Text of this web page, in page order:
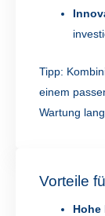
Tipp:
einem
Wartung
Vorteile